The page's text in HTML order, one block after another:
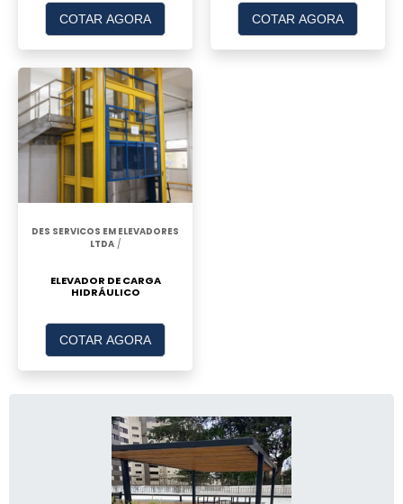
COTAR AGORA COTAR AGORA
DES SERVICOS EM ELEVADORES
LTDA/
ELEVADOR DE CARGA
HIDRÁULICO
COTAR AGORA